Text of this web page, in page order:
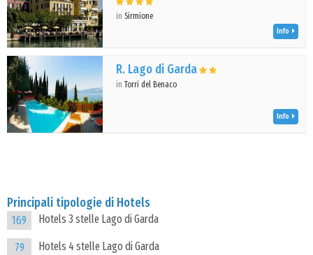
inSirmione
Info
R. Lago di Garda
inTorri del Benaco
Info
Principali tipologie di Hotels
169 Hotels 3 stelle Lago di Garda
79 Hotels 4 stelle Lago di Garda